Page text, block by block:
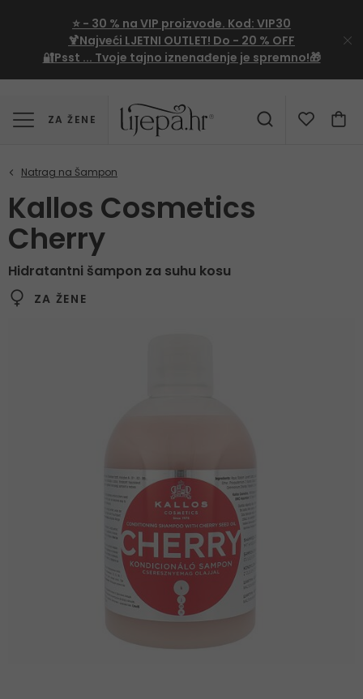
⭐ - 30 % na VIP proizvode. Kod: VIP30
🍹Najveći LJETNI OUTLET! Do - 20 % OFF
🔐Psst ... Tvoje tajno iznenađenje je spremno!🎁
ZA ŽENE
Kallos Cosmetics
Cherry
Hidratantni šampon za suhu kosu
ZA ŽENE